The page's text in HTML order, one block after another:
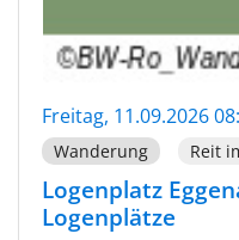
Freitag, 11.09.2026
Wanderung Reit
Logenplatz
Logenplätze